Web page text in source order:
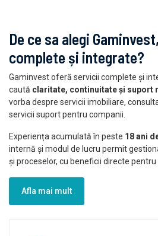
De ce sa alegi
complete și integrate?
Gaminvest oferă servicii complete și
caută claritate, continuitate și suport
vorba despre servicii imobiliare,
servicii suport pentru companii.
Experiența acumulată în peste 18 ani
internă și modul de lucru permit
și proceselor, cu beneficii directe pentru
Afla mai mult